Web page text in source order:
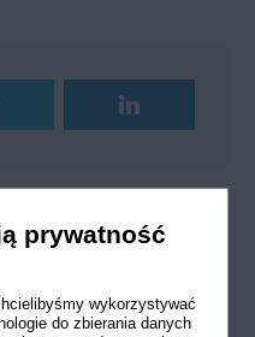
(0)
prywatność
wykorzystywać
do zbierania danych